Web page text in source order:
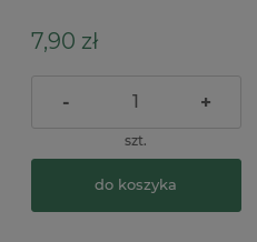
7,90 zł
- +
szt.
do koszyka